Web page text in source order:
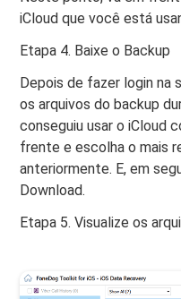
iCloud que você está
Etapa 4. Baixe o Backup
Depois de fazer login na
os arquivos do backup
conseguiu usar o iCloud
frente e escolha o mais
anteriormente. E, em
Download.
Etapa 5. Visualize os